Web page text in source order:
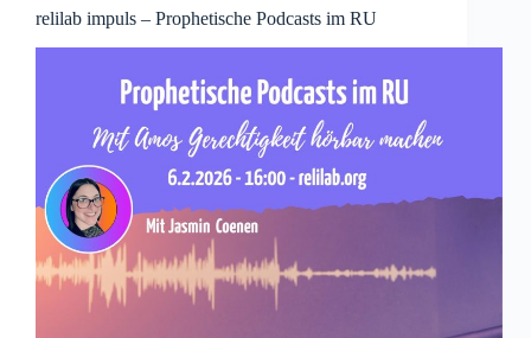
relilab impuls – Prophetische Podcasts im RU